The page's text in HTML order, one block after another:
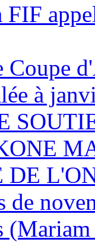
Coupe
à
DE
de